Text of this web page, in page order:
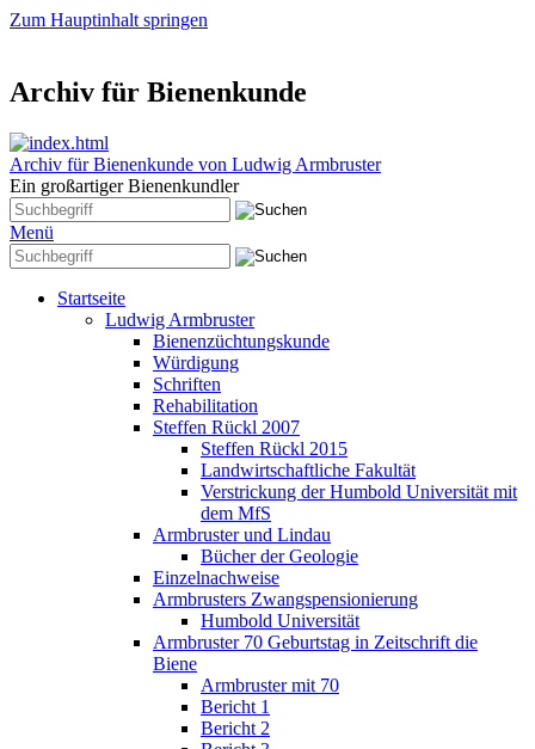
Zum Hauptinhalt springen
Archiv für Bienenkunde
Archiv für Bienenkunde von Ludwig Armbruster
Ein großartiger Bienenkundler
Menü
Startseite
Ludwig Armbruster
Bienenzüchtungskunde
Würdigung
Schriften
Rehabilitation
Steffen Rückl 2007
Steffen Rückl 2015
Landwirtschaftliche Fakultät
Verstrickung der Humbold Universität mit
dem MfS
Armbruster und Lindau
Bücher der Geologie
Einzelnachweise
Armbrusters Zwangspensionierung
Humbold Universität
Armbruster 70 Geburtstag in Zeitschrift die
Biene
Armbruster mit 70
Bericht 1
Bericht 2